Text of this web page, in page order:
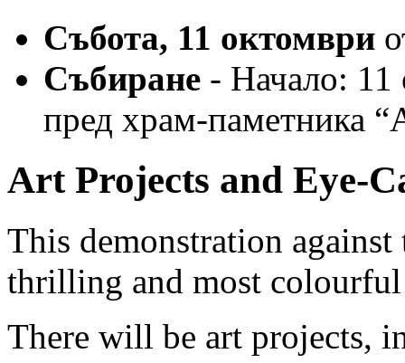
Събота, 11 октомври
Събиране - Начало: 11
пред храм-паметника
Art Projects and Eye-
This demonstration
thrilling and most
There will be art projects,